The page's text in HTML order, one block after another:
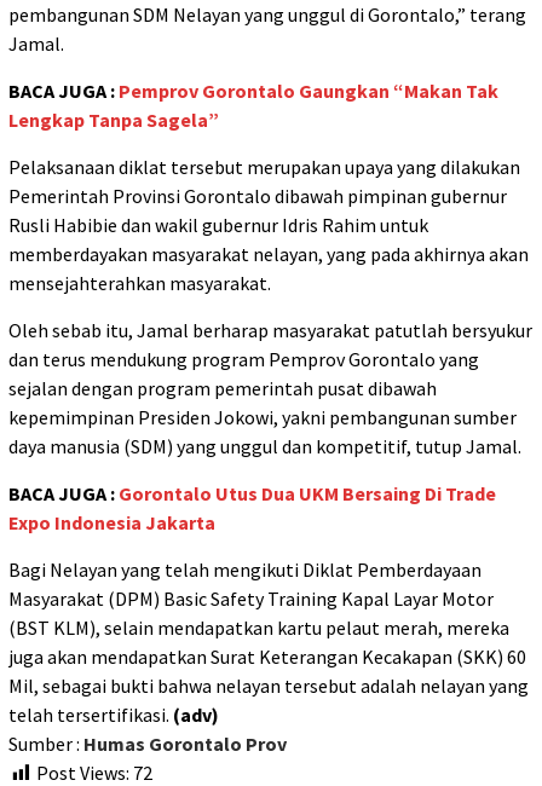
pembangunan SDM Nelayan yang unggul di Gorontalo,” terang
Jamal.
BACA JUGA : Pemprov Gorontalo Gaungkan “Makan Tak
Lengkap Tanpa Sagela”
Pelaksanaan diklat tersebut merupakan upaya yang dilakukan
Pemerintah Provinsi Gorontalo dibawah pimpinan gubernur
Rusli Habibie dan wakil gubernur Idris Rahim untuk
memberdayakan masyarakat nelayan, yang pada akhirnya akan
mensejahterahkan masyarakat.
Oleh sebab itu, Jamal berharap masyarakat patutlah bersyukur
dan terus mendukung program Pemprov Gorontalo yang
sejalan dengan program pemerintah pusat dibawah
kepemimpinan Presiden Jokowi, yakni pembangunan sumber
daya manusia (SDM) yang unggul dan kompetitif, tutup Jamal.
BACA JUGA : Gorontalo Utus Dua UKM Bersaing Di Trade
Expo Indonesia Jakarta
Bagi Nelayan yang telah mengikuti Diklat Pemberdayaan
Masyarakat (DPM) Basic Safety Training Kapal Layar Motor
(BST KLM), selain mendapatkan kartu pelaut merah, mereka
juga akan mendapatkan Surat Keterangan Kecakapan (SKK) 60
Mil, sebagai bukti bahwa nelayan tersebut adalah nelayan yang
telah tersertifikasi. (adv)
Sumber : Humas Gorontalo Prov
Post Views: 72